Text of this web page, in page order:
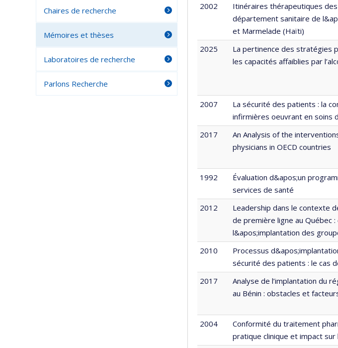
2002
Itinéraires thérapeutiques
département sanitaire de
et Marmelade (Haïti)
2025
La pertinence des stratégies
les capacités affaiblies par
2007
La sécurité des patients : la
infirmières oeuvrant en soins
2017
An Analysis of the
physicians in OECD countries
1992
Évaluation d&apos;un
services de santé
2012
Leadership dans le contexte
de première ligne au Québec
l&apos;implantation des
2010
Processus
sécurité des patients : le cas
2017
Analyse de l’implantation du
au Bénin : obstacles et
2004
Conformité du traitement
pratique clinique et impact
Chaires de recherche
Mémoires et thèses
Laboratoires de recherche
Parlons Recherche